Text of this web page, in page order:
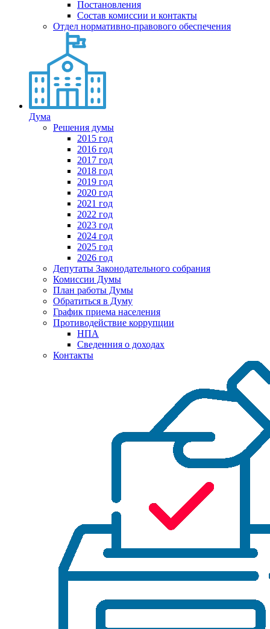
Постановления
Состав комиссии и контакты
Отдел нормативно-правового обеспечения
Дума
Решения думы
2015 год
2016 год
2017 год
2018 год
2019 год
2020 год
2021 год
2022 год
2023 год
2024 год
2025 год
2026 год
Депутаты Законодательного собрания
Комиссии Думы
План работы Думы
Обратиться в Думу
График приема населения
Противодействие коррупции
НПА
Сведенния о доходах
Контакты